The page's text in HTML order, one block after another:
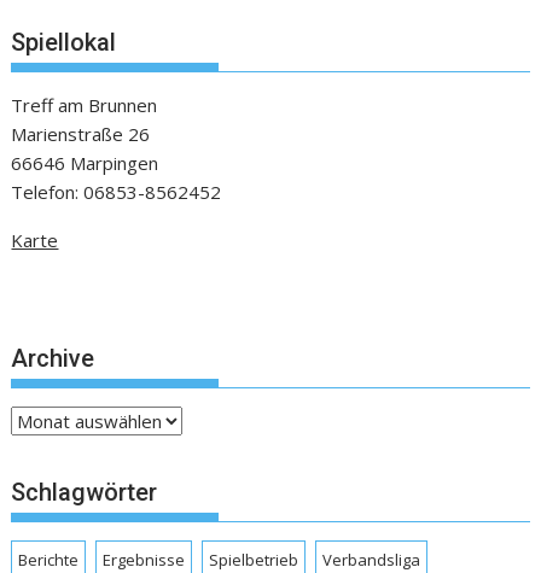
Spiellokal
Treff am Brunnen
Marienstraße 26
66646 Marpingen
Telefon: 06853-8562452
Karte
Archive
Archive
Schlagwörter
Berichte Ergebnisse Spielbetrieb Verbandsliga